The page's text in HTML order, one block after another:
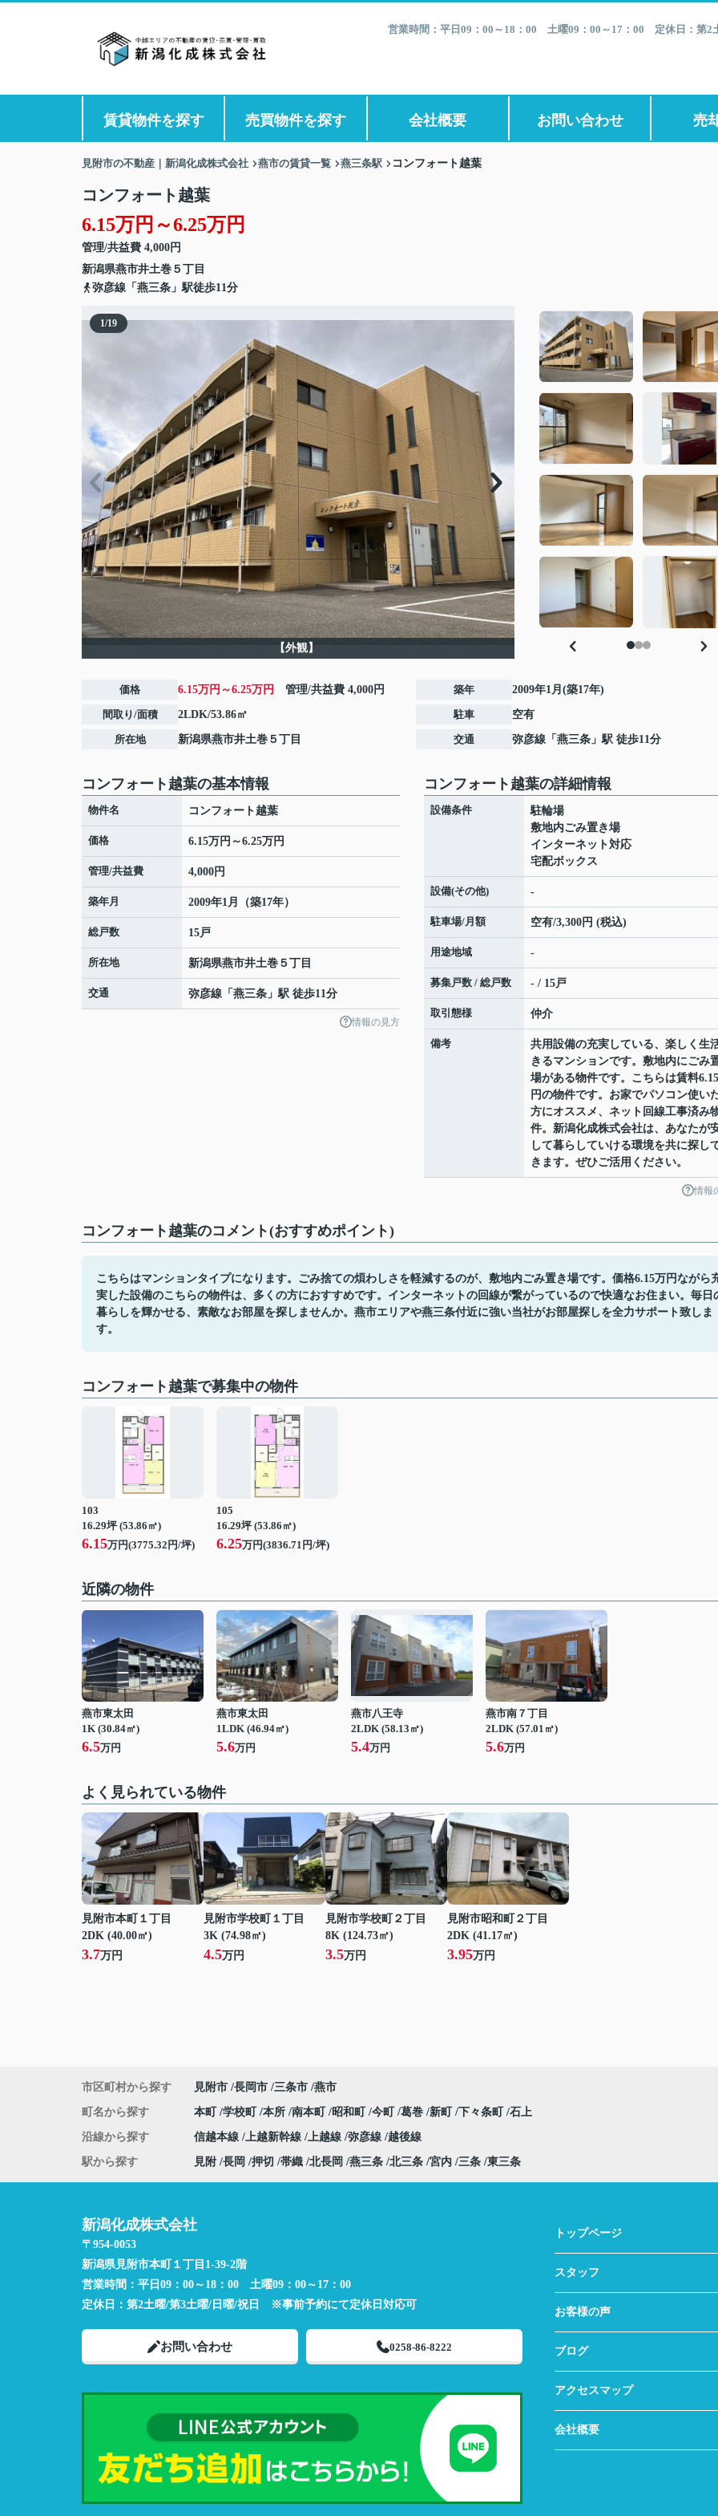
営業時間：平日09：00～18：00 土曜09：00～17：00 定休日：第
賃貸物件を探す 売買物件を探す 会社概要 お問い合わせ 売
見附市の不動産｜新潟化成株式会社 燕市の賃貸一覧 燕三条駅 コンフォート越葉
コンフォート越葉
6.15万円～6.25万円
管理/共益費 4,000円
新潟県燕市井土巻 ５丁目
弥彦線「燕三条」駅徒歩11分
1/19
【外観】
価格 6.15万円～6.25万円 管理/共益費 4,000円
間取り/面積 2LDK/53.86㎡
所在地 新潟県燕市井土巻 ５丁目
築年 2009年1月(築17年)
駐車 空有
交通 弥彦線 「 燕三条 」駅 徒歩11分
コンフォート越葉の基本情報
物件名 コンフォート越葉
価格 6.15万円～6.25万円
管理/共益費 4,000円
築年月 2009年1月（築17年）
総戸数 15戸
所在地 新潟県燕市井土巻 ５丁目
交通 弥彦線 「 燕三条 」駅 徒歩11分
情報の見方
コンフォート越葉の詳細情報
設備条件
駐輪場
敷地内ごみ置き場
インターネット対応
宅配ボックス
設備(その他) -
駐車場/月額 空有/3,300円 (税込)
用途地域 -
募集戸数 / 総戸数 - / 15戸
取引態様 仲介
備考
共用設備の充実している、楽しく生
きるマンションです。敷地内にごみ
場がある物件です。こちらは賃料
円の物件です。お家でパソコン使い
方にオススメ、ネット回線工事済み
件。新潟化成株式会社は、あなたが
して暮らしていける環境を共に探し
きます。ぜひご活用ください。
情報
コンフォート越葉のコメント(おすすめポイント)
こちらはマンションタイプになります。ごみ捨ての煩わしさを軽減するのが、敷地内ごみ置き場です。価格6.15万円ながら
実した設備のこちらの物件は、多くの方におすすめです。インターネットの回線が繋がっているので快適なお住まい。毎日
暮らしを輝かせる、素敵なお部屋を探しませんか。燕市エリアや燕三条付近に強い当社がお部屋探しを全力サポート致しま
す。
コンフォート越葉で募集中の物件
103
16.29坪 (53.86㎡)
6.15万円(3775.32円/坪)
105
16.29坪 (53.86㎡)
6.25万円(3836.71円/坪)
近隣の物件
燕市東太田
1K (30.84㎡)
6.5万円
燕市東太田
1LDK (46.94㎡)
5.6万円
燕市八王寺
2LDK (58.13㎡)
5.4万円
燕市南７丁目
2LDK (57.01㎡)
5.6万円
よく見られている物件
見附市本町１丁目
2DK (40.00㎡)
3.7万円
見附市学校町１丁目
3K (74.98㎡)
4.5万円
見附市学校町２丁目
8K (124.73㎡)
3.5万円
見附市昭和町２丁目
2DK (41.17㎡)
3.95万円
市区町村から探す 見附市 長岡市 三条市 燕市
町名から探す 本町 学校町 本所 南本町 昭和町 今町 葛巻 新町 下々条町 石上
沿線から探す 信越本線 上越新幹線 上越線 弥彦線 越後線
駅から探す 見附 長岡 押切 帯織 北長岡 燕三条 北三条 宮内 三条 東三条
新潟化成株式会社
〒954-0053
新潟県見附市本町１丁目1-39-2階
営業時間： 平日09：00～18：00 土曜09：00～17：00
定休日： 第2土曜/第3土曜/日曜/祝日 ※事前予約にて定休日対応可
お問い合わせ 0258-86-8222
トップページ
スタッフ
お客様の声
ブログ
アクセスマップ
会社概要